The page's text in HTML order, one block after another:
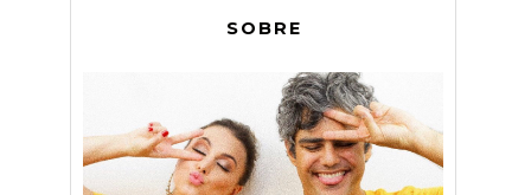
SOBRE